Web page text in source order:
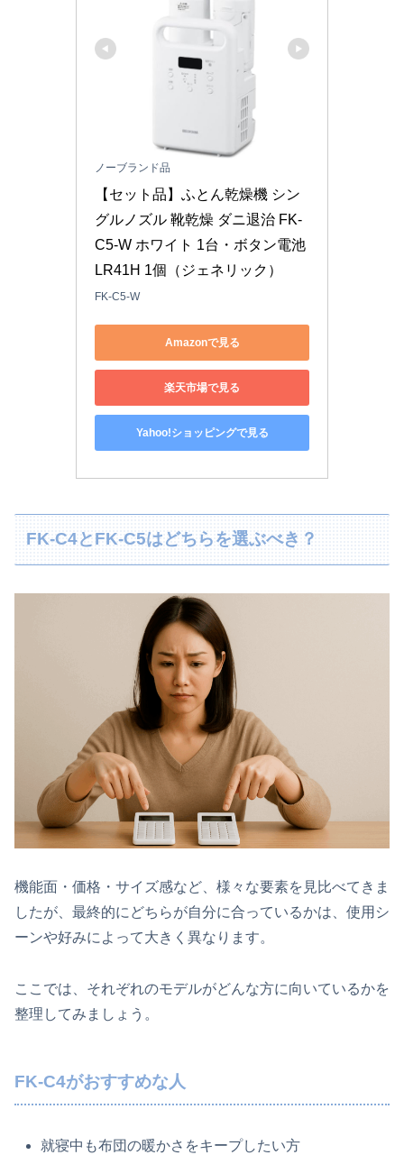
ノーブランド品
【セット品】ふとん乾燥機 シン
グルノズル 靴乾燥 ダニ退治 FK-
C5-W ホワイト 1台・ボタン電池
LR41H 1個（ジェネリック）
FK-C5-W
Amazonで見る
楽天市場で見る
Yahoo!ショッピングで見る
FK‑C4とFK‑C5はどちらを選ぶべき？
機能面・価格・サイズ感など、様々な要素を見比べてきま
したが、最終的にどちらが自分に合っているかは、使用シ
ーンや好みによって大きく異なります。
ここでは、それぞれのモデルがどんな方に向いているかを
整理してみましょう。
FK‑C4がおすすめな人
就寝中も布団の暖かさをキープしたい方